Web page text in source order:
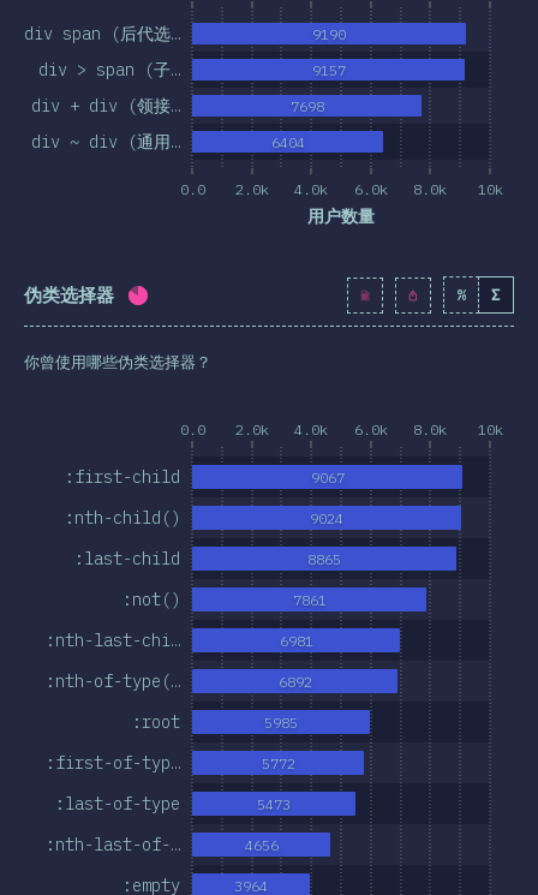
0.0 2.0k 4.0k 6.0k 8.0k 10k
用户数量
div ~ div (通用…
div + div (领接…
div > span (子…
div span (后代选…
6404
7698
9157
9190
伪类选择器 完成率: % Σ
你曾使用哪些伪类选择器？
0.0 2.0k 4.0k 6.0k 8.0k 10k
:empty
:nth-last-of-…
:last-of-type
:first-of-typ…
:root
:nth-of-type(…
:nth-last-chi…
:not()
:last-child
:nth-child()
:first-child
3964
4656
5473
5772
5985
6892
6981
7861
8865
9024
9067